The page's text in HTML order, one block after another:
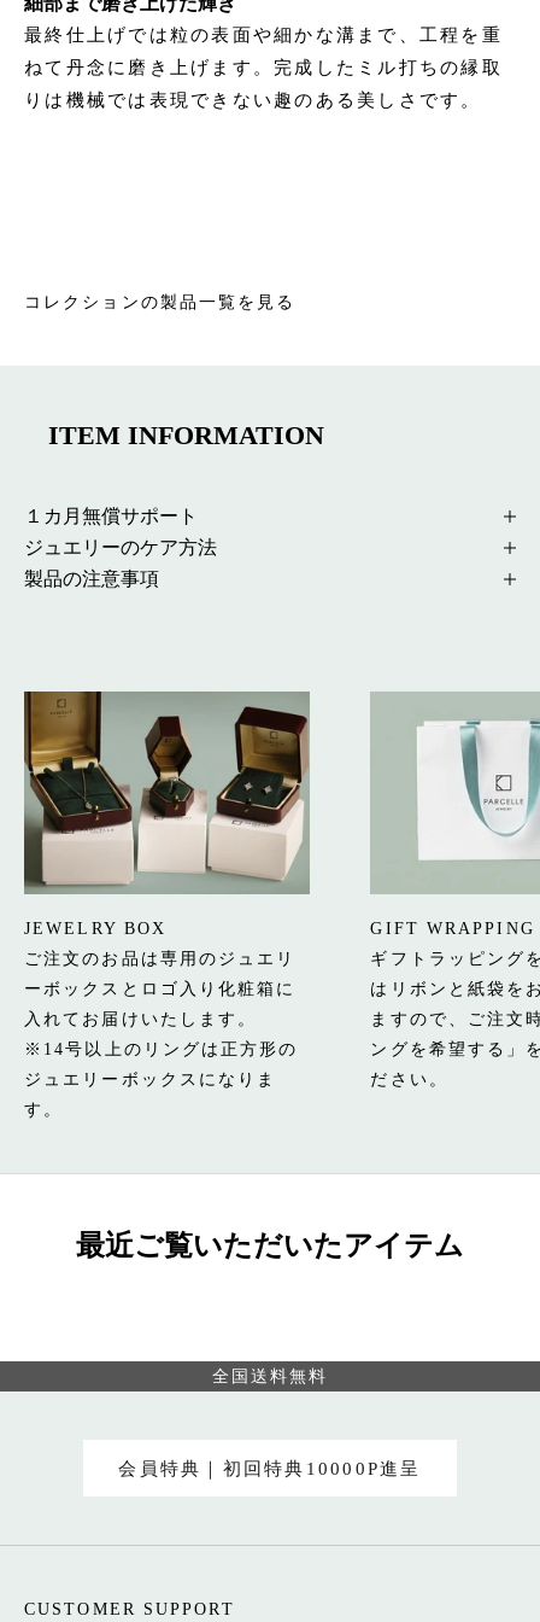
最終仕上げでは粒の表面や細かな溝まで、工程を重
ねて丹念に磨き上げます。完成したミル打ちの縁取
りは機械では表現できない趣のある美しさです。
コレクションの製品一覧を見る
ITEM INFORMATION
１カ月無償サポート
ジュエリーのケア方法
製品の注意事項
JEWELRY BOX
ご注文のお品は専用のジュエリ
ーボックスとロゴ入り化粧箱に
入れてお届けいたします。
※14号以上のリングは正方形の
ジュエリーボックスになりま
す。
GIFT WRAPPING
ギフトラッピング
はリボンと紙袋を
ますので、ご注文
ングを希望する」
ださい。
最近ご覧いただいたアイテム
全国送料無料
会員特典｜初回特典10000P進呈
CUSTOMER SUPPORT